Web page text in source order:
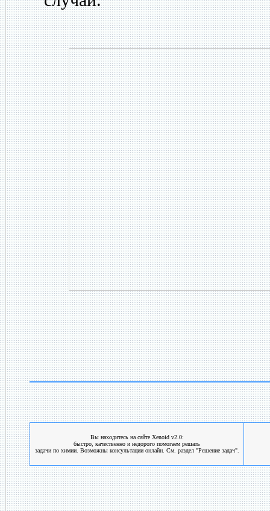
Вы находитесь на сайте Xenoid v2.0:
быстро, качественно и недорого помогаем решать
задачи по химии. Возможны консультации онлайн. См. раздел "Решение задач".